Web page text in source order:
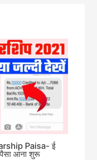
Paisa- ई
आना शुरू